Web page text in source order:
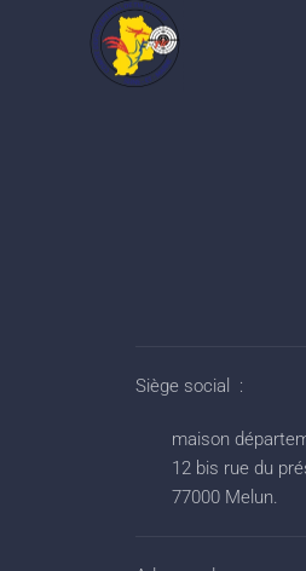
Siège social :
maison
12 bis rue du
77000 Melun.